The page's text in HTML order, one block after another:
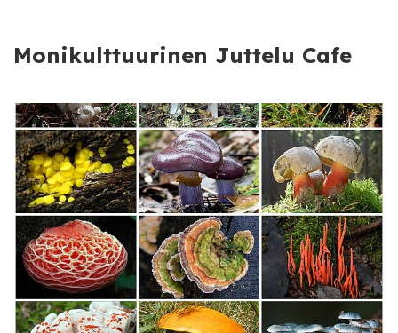
Monikulttuurinen Juttelu Cafe